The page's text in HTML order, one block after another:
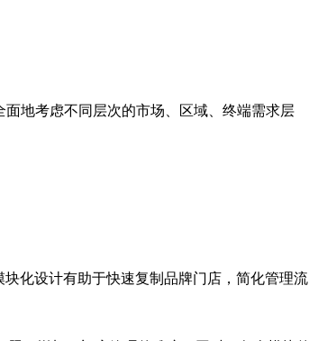
地考虑不同层次的市场、区域、终端需求层
化设计有助于快速复制品牌门店，简化管理流